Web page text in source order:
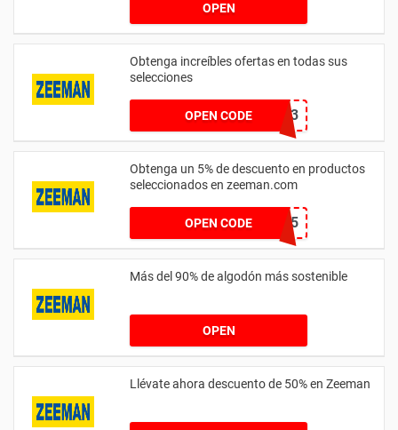
OPEN
Obtenga increíbles ofertas en todas sus
selecciones
OPEN CODE
EXCLUSIVE2023
Obtenga un 5% de descuento en productos
seleccionados en zeeman.com
OPEN CODEEXTRA5
Más del 90% de algodón más sostenible
OPEN
Llévate ahora descuento de 50% en Zeeman